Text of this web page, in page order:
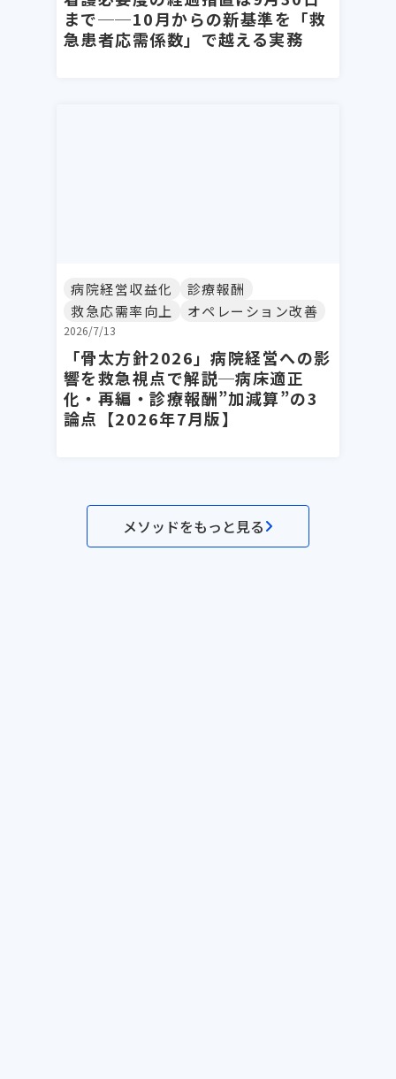
まで──10月からの新基準を「救
急患者応需係数」で越える実務
病院経営収益化
診療報酬
救急応需率向上
オペレーション改善
2026/7/13
「骨太方針2026」病院経営への影
響を救急視点で解説─病床適正
化・再編・診療報酬”加減算”の3
論点【2026年7月版】
メソッドをもっと見る